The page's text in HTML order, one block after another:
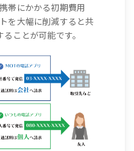
帯にかかる初期費用
を大幅に削減すると共
ことが可能です。